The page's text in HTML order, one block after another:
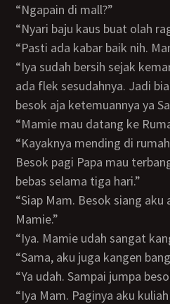
“Ngapain di mall?”
“Nyari baju kaus buat olah raga,” sahutku berbohong,
“Pasti ada kabar baik nih.
“Iya sudah bersih sejak kemaren. Tapi terkadang suka
ada flek sesudahnya. Jadi
besok aja ketemuannya ya
“Mamie mau datang ke
“Kayaknya mending di rumah mamie aja Sayang.
Besok pagi Papa mau
bebas selama tiga hari.”
“Siap Mam. Besok siang aku akan merapat ke rumah
Mamie.”
“Iya. Mamie udah sangat
“Sama, aku juga kangen
“Ya udah. Sampai jumpa
“Iya Mam. Paginya aku kuliah dulu. Mungkin sekitar